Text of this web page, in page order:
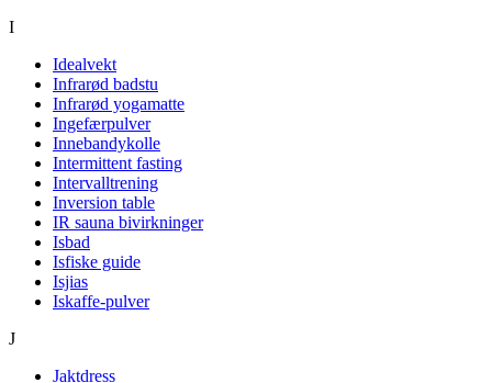
I
Idealvekt
Infrarød badstu
Infrarød yogamatte
Ingefærpulver
Innebandykolle
Intermittent fasting
Intervalltrening
Inversion table
IR sauna bivirkninger
Isbad
Isfiske guide
Isjias
Iskaffe-pulver
J
Jaktdress